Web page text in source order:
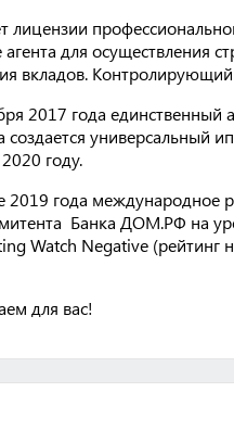
лицензии
агента для осуществления
вкладов.
2017 года
создается универсальный
году.
2019 года международное
Банка ДОМ.РФ на
Watch Negative
для вас!